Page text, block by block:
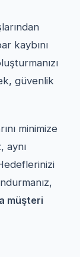
kaybını
güvenlik
minimize
aynı
müşteri